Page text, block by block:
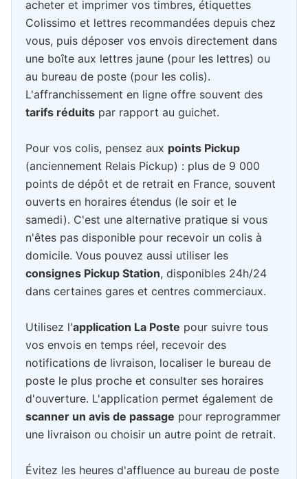
acheter et imprimer vos timbres, étiquettes
Colissimo et lettres recommandées depuis chez
vous, puis déposer vos envois directement dans
une boîte aux lettres jaune (pour les lettres) ou
au bureau de poste (pour les colis).
L'affranchissement en ligne offre souvent des
tarifs réduits par rapport au guichet.
Pour vos colis, pensez aux points Pickup
(anciennement Relais Pickup) : plus de 9 000
points de dépôt et de retrait en France, souvent
ouverts en horaires étendus (le soir et le
samedi). C'est une alternative pratique si vous
n'êtes pas disponible pour recevoir un colis à
domicile. Vous pouvez aussi utiliser les
consignes Pickup Station, disponibles 24h/24
dans certaines gares et centres commerciaux.
Utilisez l'application La Poste pour suivre tous
vos envois en temps réel, recevoir des
notifications de livraison, localiser le bureau de
poste le plus proche et consulter ses horaires
d'ouverture. L'application permet également de
scanner un avis de passage pour reprogrammer
une livraison ou choisir un autre point de retrait.
Évitez les heures d'affluence au bureau de poste